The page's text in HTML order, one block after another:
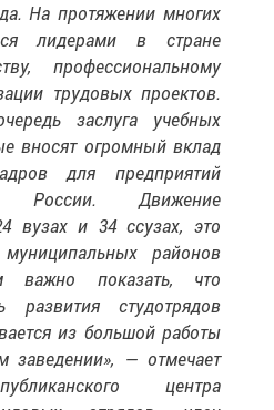
На протяжении многих
лидерами в стране
профессиональному
трудовых проектов.
заслуга учебных
вносят огромный вклад
для предприятий
России. Движение
вузах и 34 ссузах, это
районов
важно показать, что
развития студотрядов
из большой работы
заведении», — отмечает
центра